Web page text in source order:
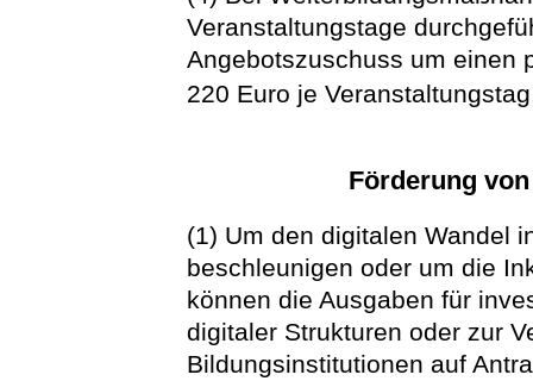
Veranstaltungstage
Angebotszuschuss um einen
220 Euro je
Förderung
(1) Um den digitalen Wandel
beschleunigen oder um die
können die Ausgaben für
digitaler Strukturen oder zur
Bildungsinstitutionen auf